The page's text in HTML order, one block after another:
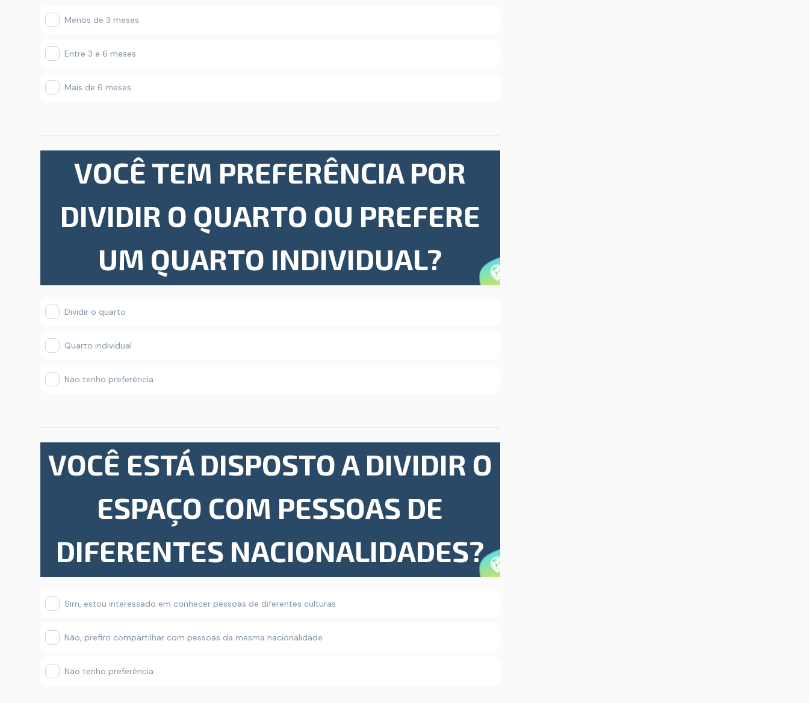
Menos de 3 meses
Entre 3 e 6 meses
Mais de 6 meses
VOCÊ TEM PREFERÊNCIA POR
DIVIDIR O QUARTO OU PREFERE
UM QUARTO INDIVIDUAL?
Dividir o quarto
Quarto individual
Não tenho preferência
VOCÊ ESTÁ DISPOSTO A DIVIDIR O
ESPAÇO COM PESSOAS DE
DIFERENTES NACIONALIDADES?
Sim, estou interessado em conhecer pessoas de diferentes culturas
Não, prefiro compartilhar com pessoas da mesma nacionalidade
Não tenho preferência